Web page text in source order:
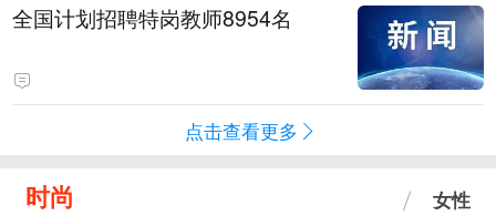
全国计划招聘特岗教师8954名
点击查看更多
时尚 女性